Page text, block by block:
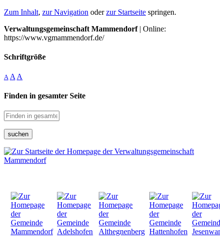
Zum Inhalt, zur Navigation oderzur Startseite springen.
Verwaltungsgemeinschaft Mammendorf| Online:
https://www.vgmammendorf.de/
Schriftgröße
A A A
Finden in gesamter Seite
suchen